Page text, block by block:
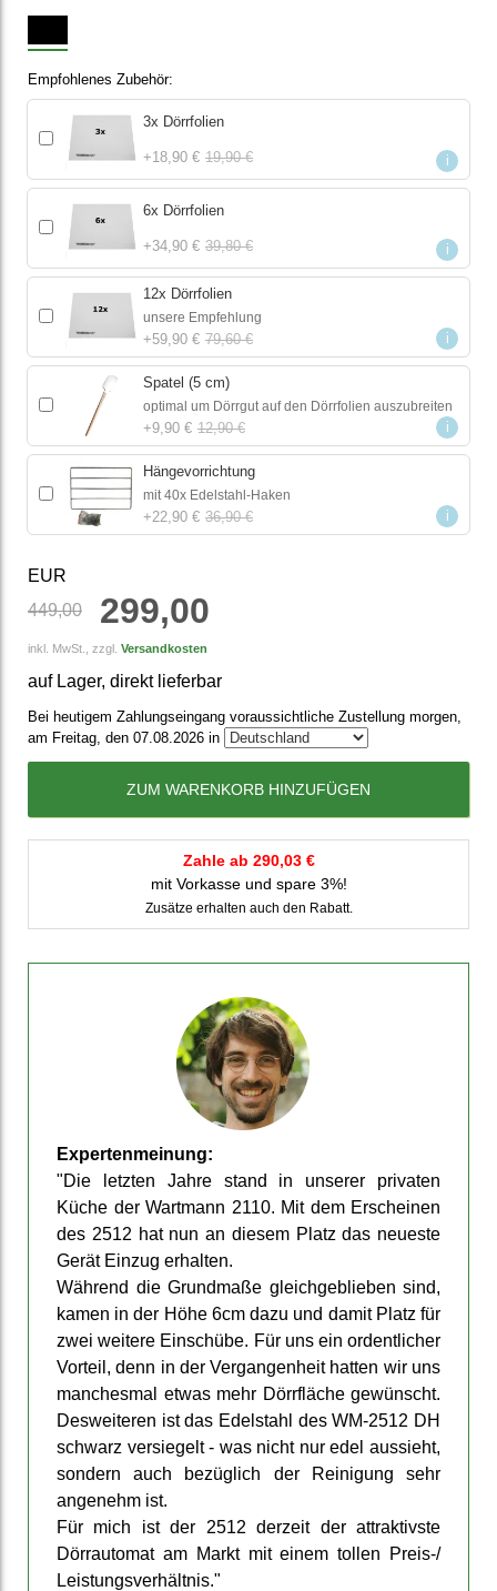
Empfohlenes Zubehör
3x Dörrfolien
+18,90 € 19,90 € i
6x Dörrfolien
+34,90 € 39,80 € i
12x Dörrfolien
unsere Empfehlung
+59,90 € 79,60 € i
Spatel (5 cm)
optimal um Dörrgut auf den Dörrfolien auszubreiten
+9,90 € 12,90 € i
Hängevorrichtung
mit 40x Edelstahl-Haken
+22,90 € 36,90 € i
EUR
449,00
299,00
inkl. MwSt., zzgl. Versandkosten
auf Lager, direkt lieferbar
Bei heutigem Zahlungseingang voraussichtliche Zustellung morgen,
am Freitag, den 07.08.2026 in
ZUM WARENKORB HINZUFÜGEN
Zahle ab 290,03 €
mit Vorkasse und spare 3%!
Zusätze erhalten auch den Rabatt.
Experten­meinung:
"Die letzten Jahre stand in unserer privaten
Küche der Wartmann 2110. Mit dem Er­scheinen
des 2512 hat nun an diesem Platz das neueste
Gerät Einzug er­halten.
Während die Grund­maße gleich­geblieben sind,
kamen in der Höhe 6cm dazu und damit Platz für
zwei weitere Ein­schübe. Für uns ein ordent­licher
Vorteil, denn in der Ver­gangen­heit hatten wir uns
manches­mal etwas mehr Dörr­fläche ge­wünscht.
Des­weiteren ist das Edelstahl des WM-2512 DH
schwarz ver­siegelt - was nicht nur edel aus­sieht,
sondern auch bezüg­lich der Reinigung sehr
angenehm ist.
Für mich ist der 2512 derzeit der attrak­tivste
Dörr­automat am Markt mit einem tollen Preis-/
Leistungs­verhältnis."